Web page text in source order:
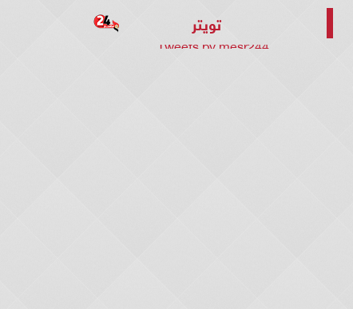
تويتر
Tweets by mesr244